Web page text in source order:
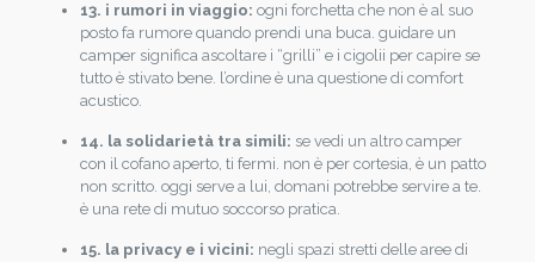
13. i rumori in viaggio: ogni forchetta che non è al suo
posto fa rumore quando prendi una buca. guidare un
camper significa ascoltare i “grilli” e i cigolii per capire se
tutto è stivato bene. l’ordine è una questione di comfort
acustico.
14. la solidarietà tra simili: se vedi un altro camper
con il cofano aperto, ti fermi. non è per cortesia, è un patto
non scritto. oggi serve a lui, domani potrebbe servire a te.
è una rete di mutuo soccorso pratica.
15. la privacy e i vicini: negli spazi stretti delle aree di